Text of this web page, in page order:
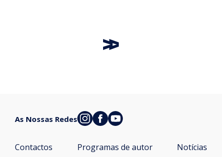
Contactos Programas de autor Notícias
As Nossas Redes